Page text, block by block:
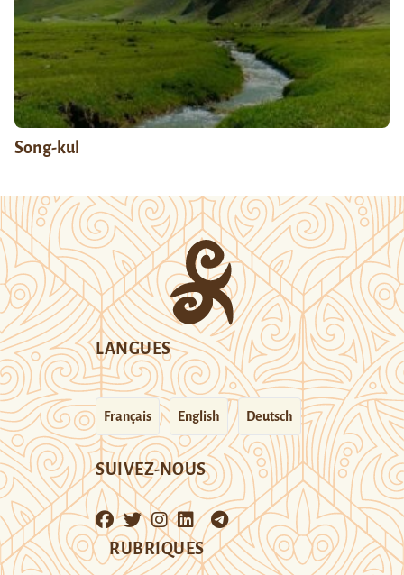
Song-kul
LANGUES
Français English Deutsch
SUIVEZ-NOUS
RUBRIQUES